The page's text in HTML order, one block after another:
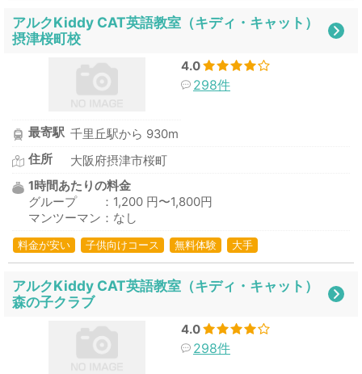
アルクKiddy CAT英語教室（キディ・キャット）
摂津桜町校
4.0
298件
最寄駅 千里丘駅から 930m
住所
大阪府摂津市桜町
1時間あたりの料金
グループ ：1,200 円〜1,800円
マンツーマン：なし
料金が安い 子供向けコース 無料体験 大手
アルクKiddy CAT英語教室（キディ・キャット）
森の子クラブ
4.0
298件